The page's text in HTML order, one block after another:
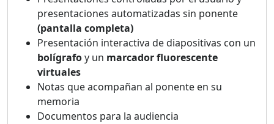
presentaciones automatizadas sin ponente
(pantalla completa)
Presentación interactiva de diapositivas con un
bolígrafoy un marcador fluorescente
virtuales
Notas que acompañan al ponente en su
memoria
Documentos para la audiencia